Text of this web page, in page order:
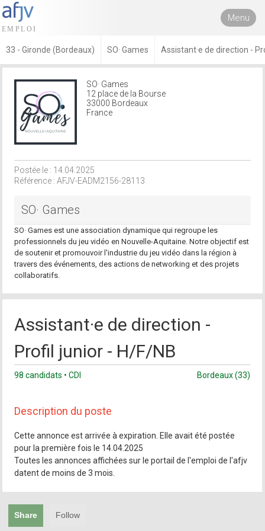
Menu
33 - Gironde (Bordeaux) SO· Games Assistant·e de direction -
SO· Games
12 place de la Bourse
33000 Bordeaux
France
Postée le : 14.04.2025
Référence : AFJV-EADM2156-28113
SO· Games
SO· Games est une association dynamique qui regroupe les
professionnels du jeu vidéo en Nouvelle-Aquitaine. Notre objectif est
de soutenir et promouvoir l'industrie du jeu vidéo dans la région à
travers des événements, des actions de networking et des projets
collaboratifs.
Assistant·e de direction -
Profil junior - H/F/NB
98 candidats • CDI Bordeaux (33)
Description du poste
Cette annonce est arrivée à expiration. Elle avait été postée
pour la première fois le 14.04.2025
Toutes les annonces affichées sur le portail de l'emploi de l'afjv
datent de moins de 3 mois.
Share Follow